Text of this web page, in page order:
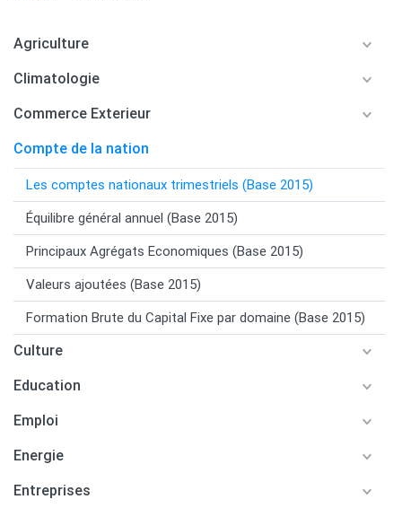
Agriculture
Climatologie
Commerce Exterieur
Compte de la nation
Les comptes nationaux trimestriels (Base 2015)
Équilibre général annuel (Base 2015)
Principaux Agrégats Economiques (Base 2015)
Valeurs ajoutées (Base 2015)
Formation Brute du Capital Fixe par domaine (Base 2015)
Culture
Education
Emploi
Energie
Entreprises